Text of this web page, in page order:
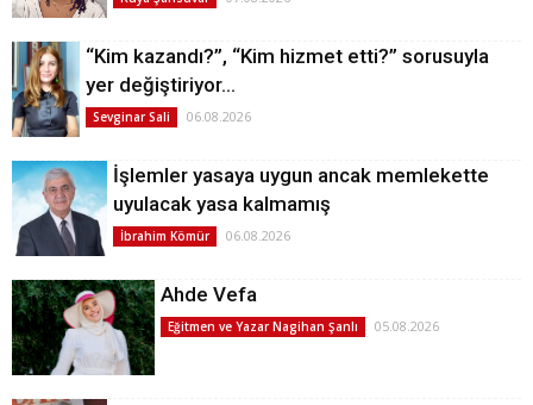
“Kim kazandı?”, “Kim hizmet etti?” sorusuyla
yer değiştiriyor…
Sevginar Sali 06.08.2026
İşlemler yasaya uygun ancak memlekette
uyulacak yasa kalmamış
İbrahim Kömür 06.08.2026
Ahde Vefa
Eğitmen ve Yazar Nagihan Şanlı 05.08.2026